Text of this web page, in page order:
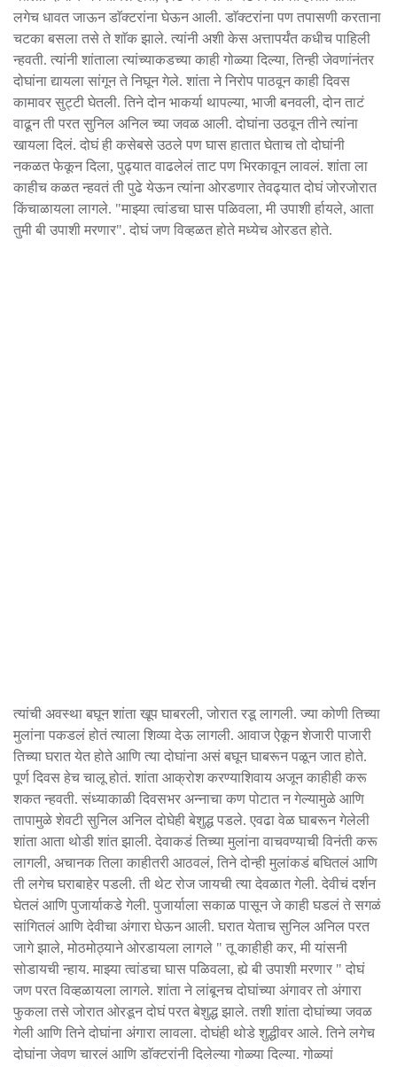
लगेच धावत जाऊन डाॅक्टरांना घेऊन आली. डाॅक्टरांना पण तपासणी करताना
चटका बसला तसे ते शाॅक झाले. त्यांनी अशी केस अत्तापर्यंत कधीच पाहिली
न्हवती. त्यांनी शांताला त्यांच्याकडच्या काही गोळ्या दिल्या, तिन्ही जेवणांनंतर
दोघांना द्यायला सांगून ते निघून गेले. शांता ने निरोप पाठवून काही दिवस
कामावर सुट्टी घेतली. तिने दोन भाकर्या थापल्या, भाजी बनवली, दोन ताटं
वाढून ती परत सुनिल अनिल च्या जवळ आली. दोघांना उठवून तीने त्यांना
खायला दिलं. दोघं ही कसेबसे उठले पण घास हातात घेताच तो दोघांनी
नकळत फेकून दिला, पुढ्यात वाढलेलं ताट पण भिरकावून लावलं. शांता ला
काहीच कळत न्हवतं ती पुढे येऊन त्यांना ओरडणार तेवढ्यात दोघं जोरजोरात
किंचाळायला लागले. "माझ्या त्वांडचा घास पळिवला, मी उपाशी र्हायले, आता
तुमी बी उपाशी मरणार". दोघं जण विव्हळत होते मध्येच ओरडत होते.
त्यांची अवस्था बघून शांता खूप घाबरली, जोरात रडू लागली. ज्या कोणी तिच्या
मुलांना पकडलं होतं त्याला शिव्या देऊ लागली. आवाज ऐकून शेजारी पाजारी
तिच्या घरात येत होते आणि त्या दोघांना असं बघून घाबरून पळून जात होते.
पूर्ण दिवस हेच चालू होतं. शांता आक्रोश करण्याशिवाय अजून काहीही करू
शकत न्हवती. संध्याकाळी दिवसभर अन्नाचा कण पोटात न गेल्यामुळे आणि
तापामुळे शेवटी सुनिल अनिल दोघेही बेशुद्ध पडले. एवढा वेळ घाबरून गेलेली
शांता आता थोडी शांत झाली. देवाकडं तिच्या मुलांना वाचवण्याची विनंती करू
लागली, अचानक तिला काहीतरी आठवलं, तिने दोन्ही मुलांकडं बघितलं आणि
ती लगेच घराबाहेर पडली. ती थेट रोज जायची त्या देवळात गेली. देवीचं दर्शन
घेतलं आणि पुजार्याकडे गेली. पुजार्याला सकाळ पासून जे काही घडलं ते सगळं
सांगितलं आणि देवीचा अंगारा घेऊन आली. घरात येताच सुनिल अनिल परत
जागे झाले, मोठमोठ्याने ओरडायला लागले " तू काहीही कर, मी यांसनी
सोडायची न्हाय. माझ्या त्वांडचा घास पळिवला, ह्ये बी उपाशी मरणार " दोघं
जण परत विव्हळायला लागले. शांता ने लांबूनच दोघांच्या अंगावर तो अंगारा
फुकला तसे जोरात ओरडून दोघं परत बेशुद्ध झाले. तशी शांता दोघांच्या जवळ
गेली आणि तिने दोघांना अंगारा लावला. दोघंही थोडे शुद्धीवर आले. तिने लगेच
दोघांना जेवण चारलं आणि डाॅक्टरांनी दिलेल्या गोळ्या दिल्या. गोळ्यां